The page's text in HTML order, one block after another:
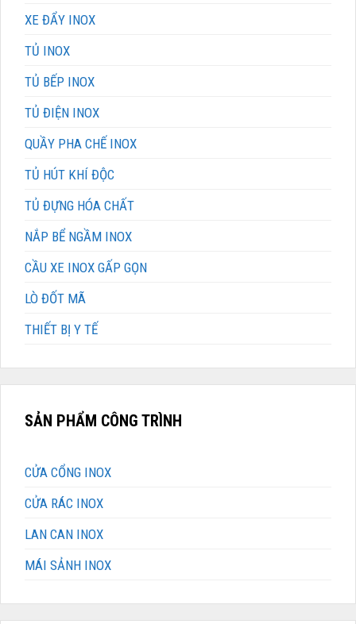
XE ĐẨY INOX
TỦ INOX
TỦ BẾP INOX
TỦ ĐIỆN INOX
QUẦY PHA CHẾ INOX
TỦ HÚT KHÍ ĐỘC
TỦ ĐỰNG HÓA CHẤT
NẮP BỂ NGẦM INOX
CẦU XE INOX GẤP GỌN
LÒ ĐỐT MÃ
THIẾT BỊ Y TẾ
SẢN PHẨM CÔNG TRÌNH
CỬA CỔNG INOX
CỬA RÁC INOX
LAN CAN INOX
MÁI SẢNH INOX